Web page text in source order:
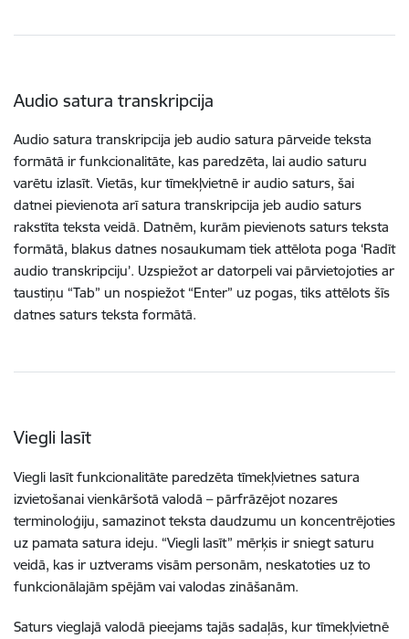
Audio satura transkripcija
Audio satura transkripcija jeb audio satura pārveide teksta
formātā ir funkcionalitāte, kas paredzēta, lai audio saturu
varētu izlasīt. Vietās, kur tīmekļvietnē ir audio saturs, šai
datnei pievienota arī satura transkripcija jeb audio saturs
rakstīta teksta veidā. Datnēm, kurām pievienots saturs teksta
formātā, blakus datnes nosaukumam tiek attēlota poga ‘Radīt
audio transkripciju’. Uzspiežot ar datorpeli vai pārvietojoties ar
taustiņu “Tab” un nospiežot “Enter” uz pogas, tiks attēlots šīs
datnes saturs teksta formātā.
Viegli lasīt
Viegli lasīt funkcionalitāte paredzēta tīmekļvietnes satura
izvietošanai vienkāršotā valodā – pārfrāzējot nozares
terminoloģiju, samazinot teksta daudzumu un koncentrējoties
uz pamata satura ideju. “Viegli lasīt” mērķis ir sniegt saturu
veidā, kas ir uztverams visām personām, neskatoties uz to
funkcionālajām spējām vai valodas zināšanām.
Saturs vieglajā valodā pieejams tajās sadaļās, kur tīmekļvietnē